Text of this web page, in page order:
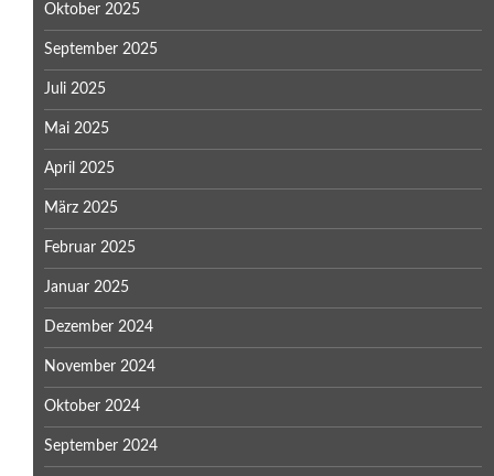
Oktober 2025
September 2025
Juli 2025
Mai 2025
April 2025
März 2025
Februar 2025
Januar 2025
Dezember 2024
November 2024
Oktober 2024
September 2024